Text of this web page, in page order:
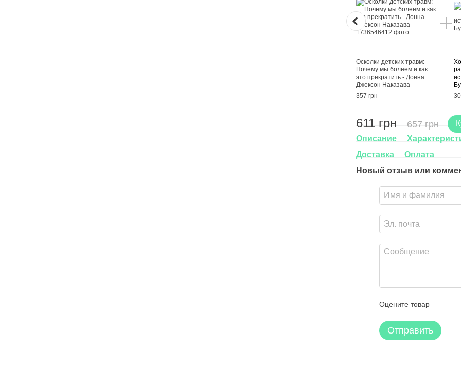
Осколки детских травм:
Почему мы болеем и как
это прекратить - Донна
Джексон Наказава
357 грн
611 грн 657 грн
Описание
Доставка
Оплата
Новый отзыв или
Оцените товар
Отправить